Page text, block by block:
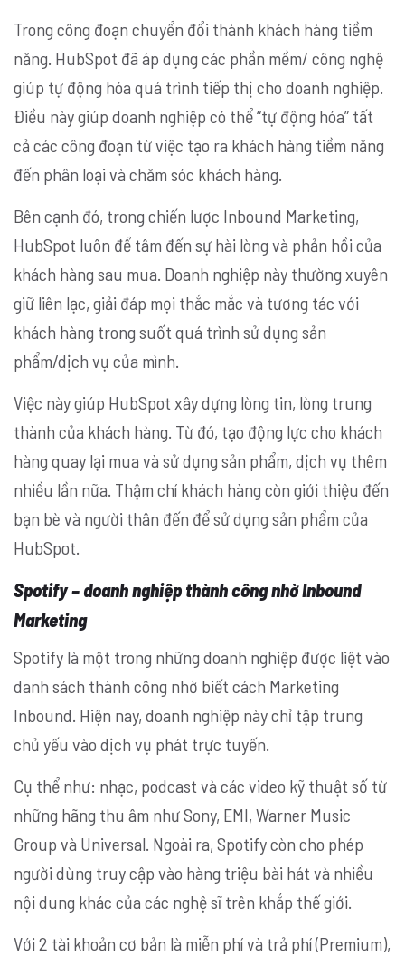
Trong công đoạn chuyển đổi thành khách hàng tiềm
năng. HubSpot đã áp dụng các phần mềm/ công nghệ
giúp tự động hóa quá trình tiếp thị cho doanh nghiệp.
Điều này giúp doanh nghiệp có thể “tự động hóa” tất
cả các công đoạn từ việc tạo ra khách hàng tiềm năng
đến phân loại và chăm sóc khách hàng.
Bên cạnh đó, trong chiến lược Inbound Marketing,
HubSpot luôn để tâm đến sự hài lòng và phản hồi của
khách hàng sau mua. Doanh nghiệp này thường xuyên
giữ liên lạc, giải đáp mọi thắc mắc và tương tác với
khách hàng trong suốt quá trình sử dụng sản
phẩm/dịch vụ của mình.
Việc này giúp HubSpot xây dựng lòng tin, lòng trung
thành của khách hàng. Từ đó, tạo động lực cho khách
hàng quay lại mua và sử dụng sản phẩm, dịch vụ thêm
nhiều lần nữa. Thậm chí khách hàng còn giới thiệu đến
bạn bè và người thân đến để sử dụng sản phẩm của
HubSpot.
Spotify – doanh nghiệp thành công nhờ Inbound
Marketing
Spotify là một trong những doanh nghiệp được liệt vào
danh sách thành công nhờ biết cách Marketing
Inbound. Hiện nay, doanh nghiệp này chỉ tập trung
chủ yếu vào dịch vụ phát trực tuyến.
Cụ thể như: nhạc, podcast và các video kỹ thuật số từ
những hãng thu âm như Sony, EMI, Warner Music
Group và Universal. Ngoài ra, Spotify còn cho phép
người dùng truy cập vào hàng triệu bài hát và nhiều
nội dung khác của các nghệ sĩ trên khắp thế giới.
Với 2 tài khoản cơ bản là miễn phí và trả phí (Premium),